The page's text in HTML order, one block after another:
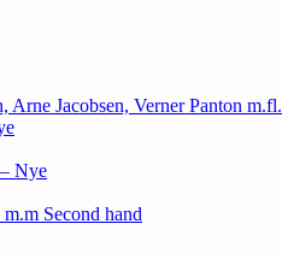
Arne Jacobsen, Verner Panton m.fl.
Nye
Second hand